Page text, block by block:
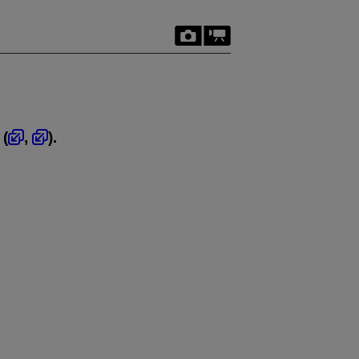
( , ).